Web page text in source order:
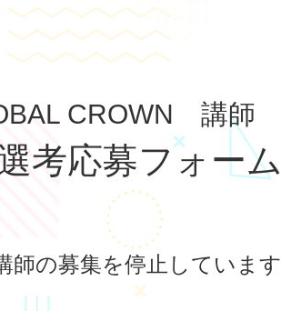
CROWN 講師
考応募フォーム
師の募集を停止しています